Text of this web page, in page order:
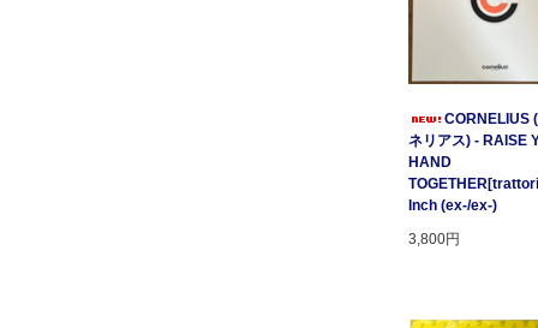
CORNELIUS
ネリアス) - RAISE
HAND
Inch (ex-/ex-)
3,800円